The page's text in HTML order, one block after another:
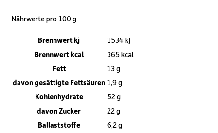
Nährwerte pro 100 g
Brennwert kj 1534kJ
Brennwert kcal
365kcal
Fett
13 g
davongesättigte Fettsäuren 1,9g
Kohlenhydrate
52 g
davonZucker 22 g
Ballaststoffe
6,2 g